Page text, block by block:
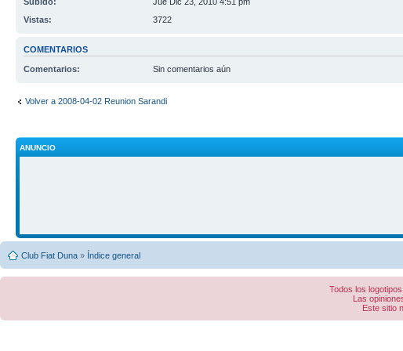
Vistas:
3722
COMENTARIOS
Comentarios: Sin comentarios aún
Volver a 2008-04-02 Reunion Sarandi
ANUNCIO
Club Fiat Duna » Índice general
Todos los
Las
Este sitio